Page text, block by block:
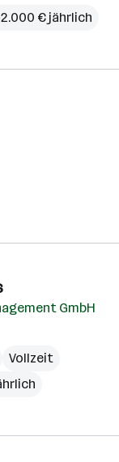
€ jährlich
GmbH
Vollzeit